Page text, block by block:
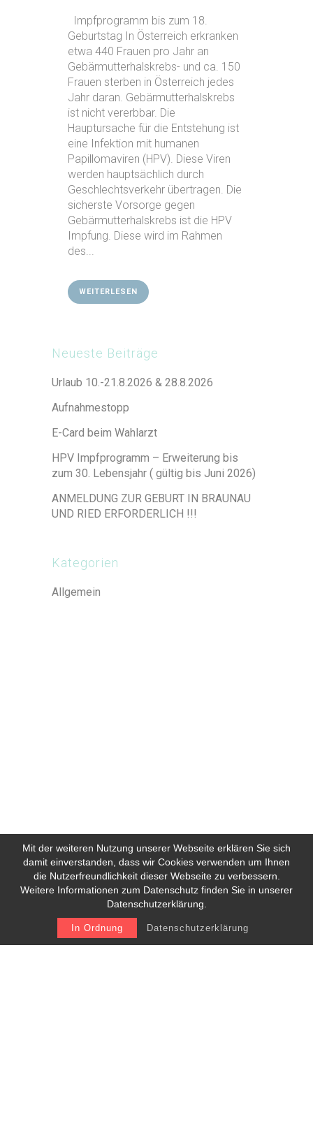
Mit der weiteren Nutzung unserer Webseite erklären Sie sich
damit einverstanden, dass wir Cookies verwenden um Ihnen
die Nutzerfreundlichkeit dieser Webseite zu verbessern.
Weitere Informationen zum Datenschutz finden Sie in unserer
Datenschutzerklärung.
In Ordnung Datenschutzerklärung
Impfprogramm bis zum 18.
Geburtstag In Österreich erkranken
etwa 440 Frauen pro Jahr an
Gebärmutterhalskrebs- und ca. 150
Frauen sterben in Österreich jedes
Jahr daran. Gebärmutterhalskrebs
ist nicht vererbbar. Die
Hauptursache für die Entstehung ist
eine Infektion mit humanen
Papillomaviren (HPV). Diese Viren
werden hauptsächlich durch
Geschlechtsverkehr übertragen. Die
sicherste Vorsorge gegen
Gebärmutterhalskrebs ist die HPV
Impfung. Diese wird im Rahmen
des...
WEITERLESEN
Neueste Beiträge
Urlaub 10.-21.8.2026 & 28.8.2026
Aufnahmestopp
E-Card beim Wahlarzt
HPV Impfprogramm – Erweiterung bis
zum 30. Lebensjahr ( gültig bis Juni 2026)
ANMELDUNG ZUR GEBURT IN BRAUNAU
UND RIED ERFORDERLICH !!!
Kategorien
Allgemein